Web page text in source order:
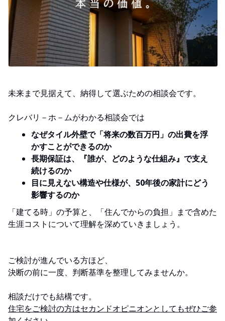
未来まで見据えて、納得して選ぶための相談会です。
クレバリ－ホ－ムがわかる相談会では
なぜタイル外壁で「将来の数百万円」の出費を浮
かすことができるのか
長期保証は、『誰が、どのような仕組み』で支え
続けるのか
目に見えない構造や仕様が、50年後の家計にどう
影響するのか
「建てる時」の予算と、「住んでからの負担」まで含めた
生涯コストについて理解を深めていきましょう。
ご検討が進んでいる方ほど、
決断の前に一度、判断基準を整理してみませんか。
相談だけでも結構です。
住宅をご検討の方はセカンドオピニオンとしてもぜひご参